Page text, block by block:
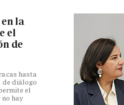
la
el
de
hasta
de diálogo
el
hay